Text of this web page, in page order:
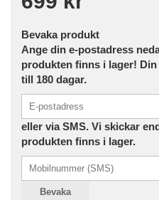
Bevaka produkt
Ange din e-postadress
produkten finns i lager!
till 180 dagar.
eller via SMS. Vi skickar
produkten finns i lager.
Bevaka